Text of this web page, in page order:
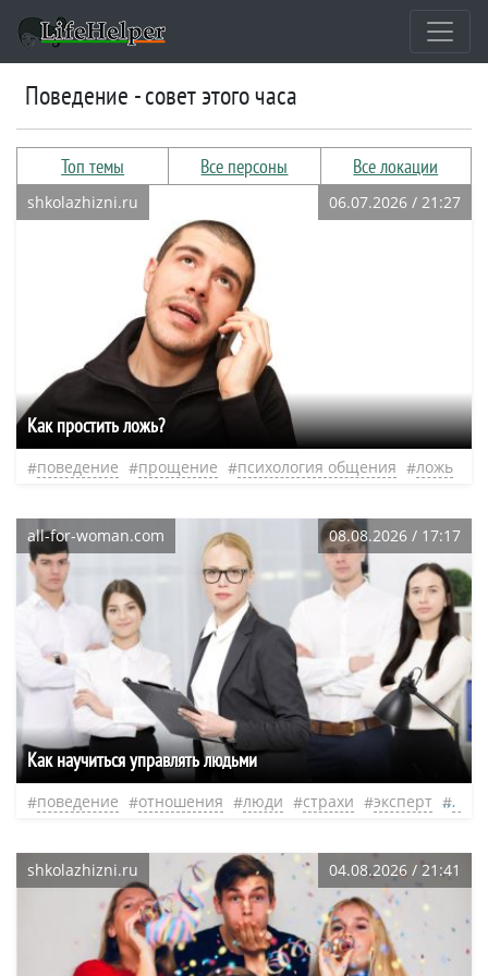
поведение - совет этого часа
Топ темы Все персоны Все локации
shkolazhizni.ru 06.07.2026 / 21:27
Как простить ложь?
поведение прощение психология общения ложь
all-for-woman.com 08.08.2026 / 17:17
Как научиться управлять людьми
поведение отношения люди страхи эксперт нео
shkolazhizni.ru 04.08.2026 / 21:41